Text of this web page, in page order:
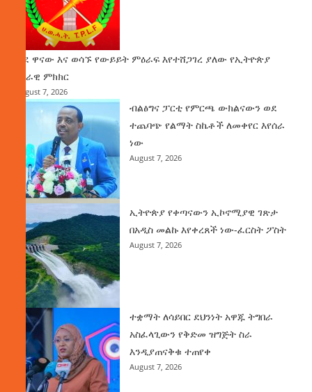
ወደ ዋናው እና ወሳኙ የውይይት ምዕራፍ እየተሸጋገረ ያለው የኢትዮጵያ
ሀገራዊ ምክክር
August 7, 2026
ብልፅግና ፓርቲ የምርጫ ውክልናውን ወደ
ተጨባጭ የልማት ስኬቶች ለመቀየር እየሰራ
ነው
August 7, 2026
ኢትዮጵያ የቀጣናውን ኢኮኖሚያዊ ገጽታ
በአዲስ መልኩ እየቀረጸች ነው-ፈርስት ፖስት
August 7, 2026
ተቋማት ለሳይበር ደህንነት አዋጁ ትግበራ
አስፈላጊውን የቅድመ ዝግጅት ስራ
እንዲያጠናቅቁ ተጠየቀ
August 7, 2026